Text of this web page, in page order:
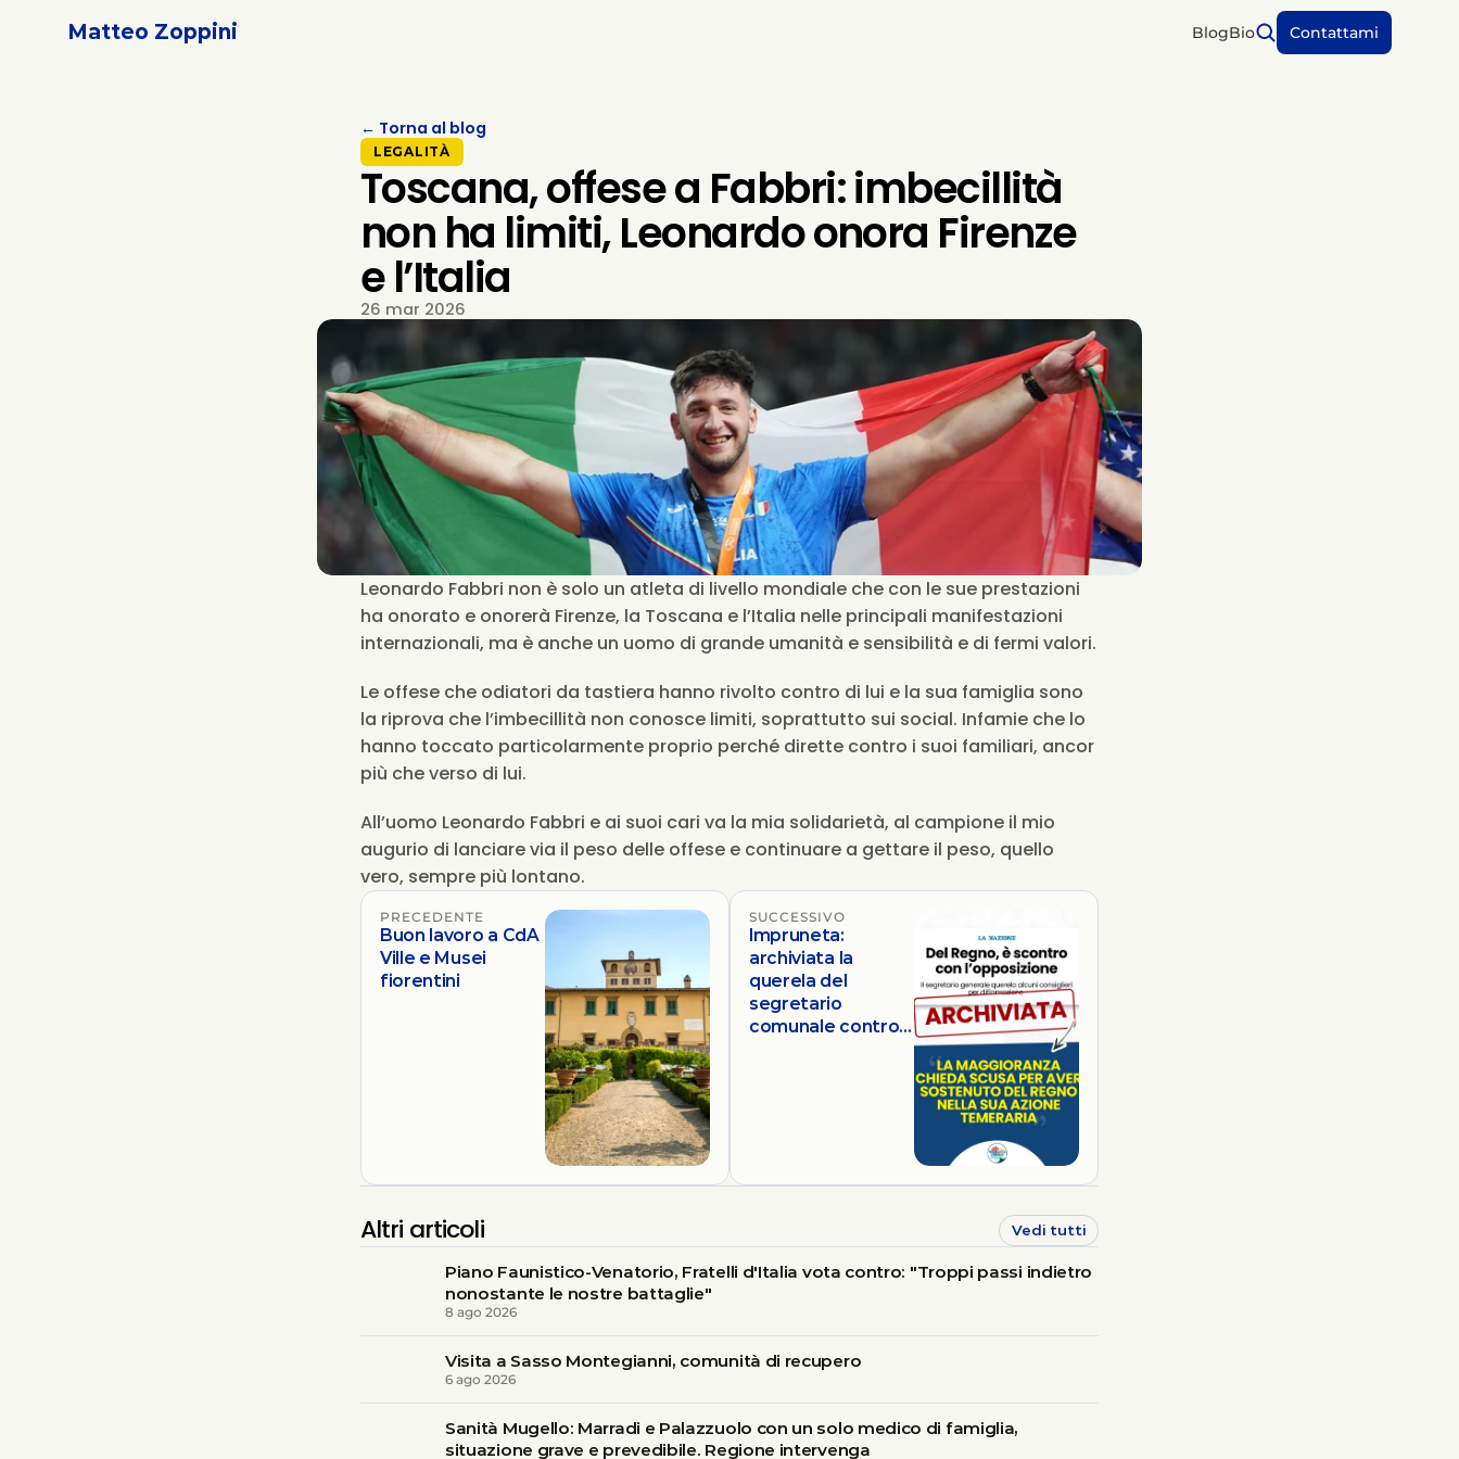
← Torna al blog
LEGALITÀ
Toscana, offese a Fabbri: imbecillità
non ha limiti, Leonardo onora Firenze
e l’Italia
26 mar 2026
Leonardo Fabbri non è solo un atleta di livello mondiale che con le sue prestazioni
ha onorato e onorerà Firenze, la Toscana e l’Italia nelle principali manifestazioni
Le offese che odiatori da tastiera hanno rivolto contro di lui e la sua famiglia sono
la riprova che l’imbecillità non conosce limiti, soprattutto sui social. Infamie che lo
hanno toccato particolarmente proprio perché dirette contro i suoi familiari, ancor
più che verso di lui.
All’uomo Leonardo Fabbri e ai suoi cari va la mia solidarietà, al campione il mio
augurio di lanciare via il peso delle offese e continuare a gettare il peso, quello
vero, sempre più lontano.
PRECEDENTE
Buon lavoro a CdA
Ville e Musei
fiorentini
SUCCESSIVO
Impruneta:
archiviata la
querela del
segretario
comunale contro i
sua azione
Altri articoli Vedi tutti
Piano Faunistico-Venatorio, Fratelli d'Italia vota contro: "Troppi passi indietro
nonostante le nostre battaglie"
8 ago 2026
Visita a Sasso Montegianni, comunità di recupero
6 ago 2026
Sanità Mugello: Marradi e Palazzuolo con un solo medico di famiglia,
situazione grave e prevedibile. Regione intervenga
Matteo Zoppini BlogBio Contattami